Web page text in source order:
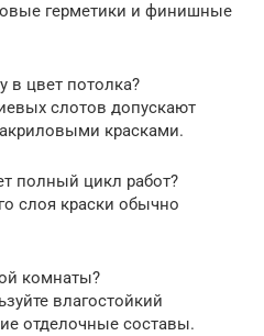
герметики и финишные
в цвет потолка?
слотов допускают
красками.
полный цикл работ?
слоя краски обычно
комнаты?
влагостойкий
отделочные составы.